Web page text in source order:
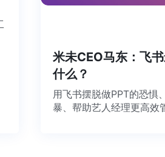
米未CEO马东：飞
什么？
用飞书摆脱做PPT的恐
暴、帮助艺人经理更高效